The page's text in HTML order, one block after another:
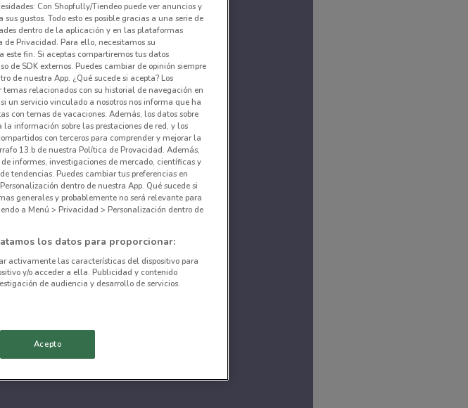
Con Shopfully/Tiendeo puede ver anuncios y
gustos. Todo esto es posible gracias a una serie de
dentro de la aplicación y en las plataformas
Privacidad. Para ello, necesitamos su
este fin. Si aceptas compartiremos tus datos
de SDK externos. Puedes cambiar de opinión siempre
de nuestra App. ¿Qué sucede si acepta? Los
relacionados con su historial de navegación en
un servicio vinculado a nosotros nos informa que ha
con temas de vacaciones. Además, los datos sobre
información sobre las prestaciones de red, y los
con terceros para comprender y mejorar la
13.b de nuestra Política de Provacidad. Además,
informes, investigaciones de mercado, científicas y
tendencias. Puedes cambiar tus preferencias en
dentro de nuestra App. Qué sucede si
generales y probablemente no será relevante para
a Menú > Privacidad > Personalización dentro de
los datos para proporcionar:
activamente las características del dispositivo para
y/o acceder a ella. Publicidad y contenido
de audiencia y desarrollo de servicios.
Acepto